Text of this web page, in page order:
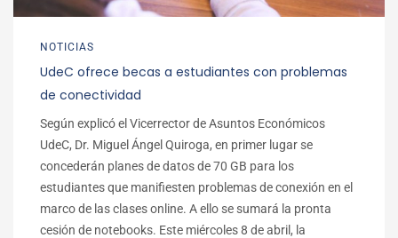
NOTICIAS
UdeC ofrece becas a estudiantes con problemas
de conectividad
Según explicó el Vicerrector de Asuntos Económicos
UdeC, Dr. Miguel Ángel Quiroga, en primer lugar se
concederán planes de datos de 70 GB para los
estudiantes que manifiesten problemas de conexión en el
marco de las clases online. A ello se sumará la pronta
cesión de notebooks. Este miércoles 8 de abril, la